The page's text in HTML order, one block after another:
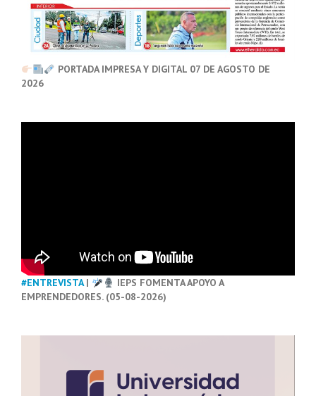
PORTADA IMPRESA Y DIGITAL 07 DE AGOSTO DE
2026
#ENTREVISTA|
IEPS FOMENTA APOYO A
EMPRENDEDORES. (05-08-2026)